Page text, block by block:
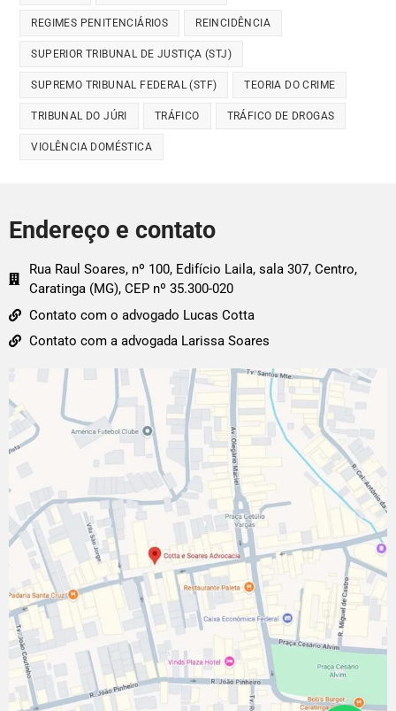
REGIMES PENITENCIÁRIOS REINCIDÊNCIA
SUPERIOR TRIBUNAL DE JUSTIÇA (STJ)
SUPREMO TRIBUNAL FEDERAL (STF) TEORIA DO CRIME
TRIBUNAL DO JÚRI TRÁFICO TRÁFICO DE DROGAS
VIOLÊNCIA DOMÉSTICA
Endereço e contato
Rua Raul Soares, nº 100, Edifício Laila, sala 307, Centro,
Caratinga (MG), CEP nº 35.300-020
Contato com o advogado Lucas Cotta
Contato com a advogada Larissa Soares